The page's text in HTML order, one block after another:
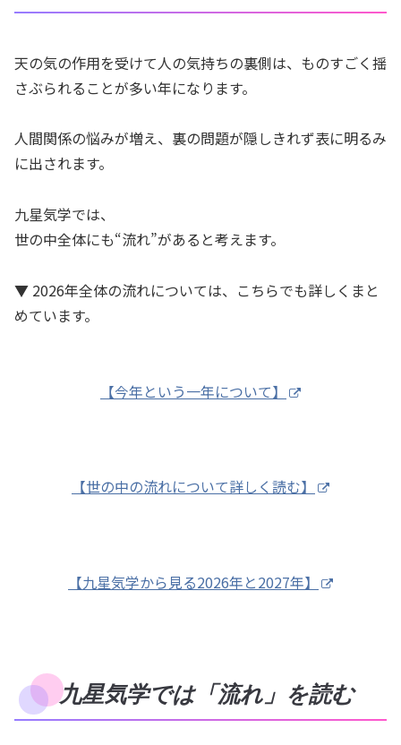
天の気の作用を受けて人の気持ちの裏側は、ものすごく揺
さぶられることが多い年になります。
人間関係の悩みが増え、裏の問題が隠しきれず表に明るみ
に出されます。
九星気学では、
世の中全体にも“流れ”があると考えます。
▼ 2026年全体の流れについては、こちらでも詳しくまと
めています。
【今年という一年について】
【世の中の流れについて詳しく読む】
【九星気学から見る2026年と2027年】
九星気学では「流れ」を読む